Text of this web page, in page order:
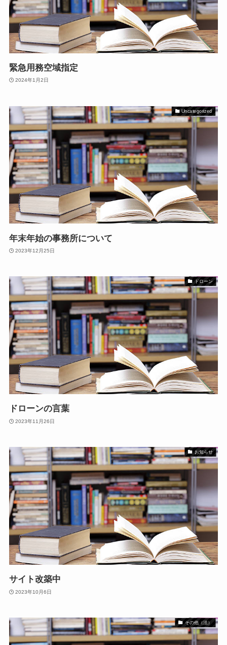
緊急用務空域指定
2024年1月2日
Uncategorized
年末年始の事務所について
2023年12月25日
ドローン
ドローンの言葉
2023年11月26日
お知らせ
サイト改築中
2023年10月6日
その他（法）